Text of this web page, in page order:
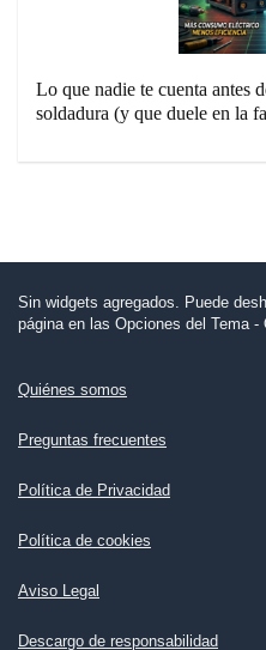
Lo que nadie te cuenta antes
soldadura (y que duele en la
Sin widgets agregados. Puede
página en las Opciones del Tema
Quiénes somos
Preguntas frecuentes
Política de Privacidad
Política de cookies
Aviso Legal
Descargo de responsabilidad